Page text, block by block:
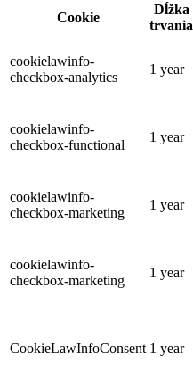
Cookie
Dĺžka
trvania
cookielawinfo-
checkbox-analytics
1 year
cookielawinfo-
checkbox-functional
1 year
cookielawinfo-
checkbox-marketing
1 year
cookielawinfo-
checkbox-marketing
1 year
CookieLawInfoConsent 1 year